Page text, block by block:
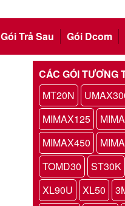
Gói Trả Sau Gói Dcom
CÁC GÓI TƯƠNG
MT20N
MIMAX125
MIMAX450
TOMD30
ST30K
XL90U
XL50